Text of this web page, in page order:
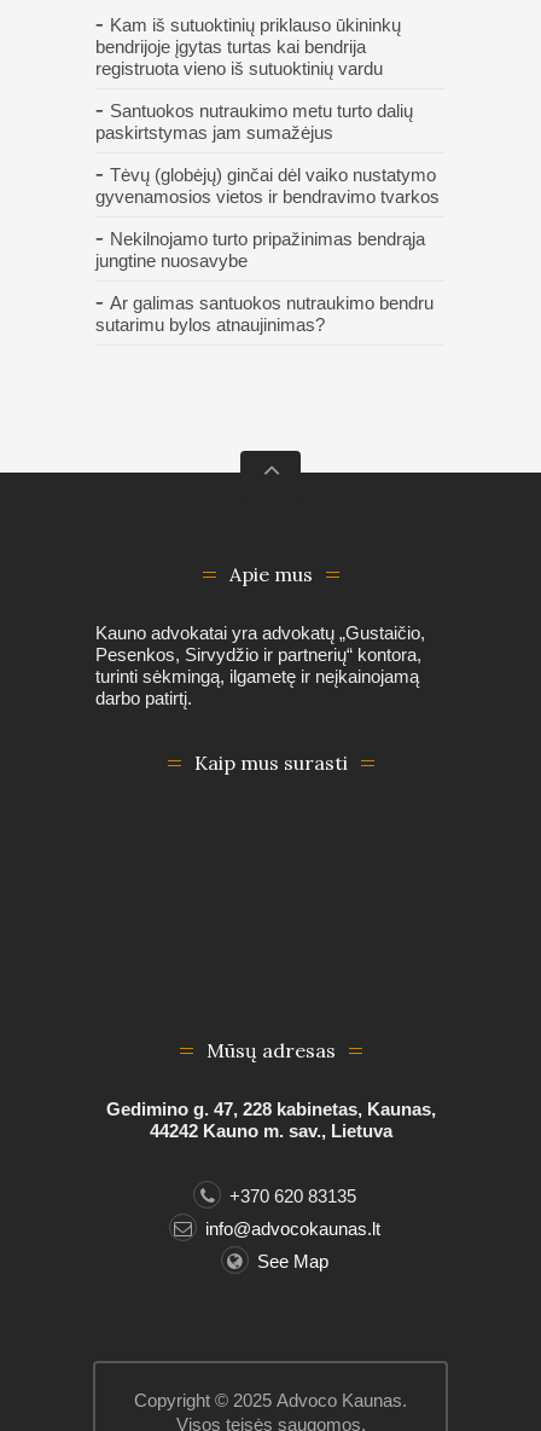
Kam iš sutuoktinių priklauso ūkininkų
bendrijoje įgytas turtas kai bendrija
registruota vieno iš sutuoktinių vardu
Santuokos nutraukimo metu turto dalių
paskirtstymas jam sumažėjus
Tėvų (globėjų) ginčai dėl vaiko nustatymo
gyvenamosios vietos ir bendravimo tvarkos
Nekilnojamo turto pripažinimas bendrąja
jungtine nuosavybe
Ar galimas santuokos nutraukimo bendru
sutarimu bylos atnaujinimas?
Apie mus
Kauno advokatai yra advokatų „Gustaičio,
Pesenkos, Sirvydžio ir partnerių“ kontora,
turinti sėkmingą, ilgametę ir neįkainojamą
darbo patirtį.
Kaip mus surasti
Mūsų adresas
Gedimino g. 47, 228 kabinetas, Kaunas,
44242 Kauno m. sav., Lietuva
+370 620 83135
info@advocokaunas.lt
See Map
Copyright © 2025 Advoco Kaunas.
Visos teisės saugomos.